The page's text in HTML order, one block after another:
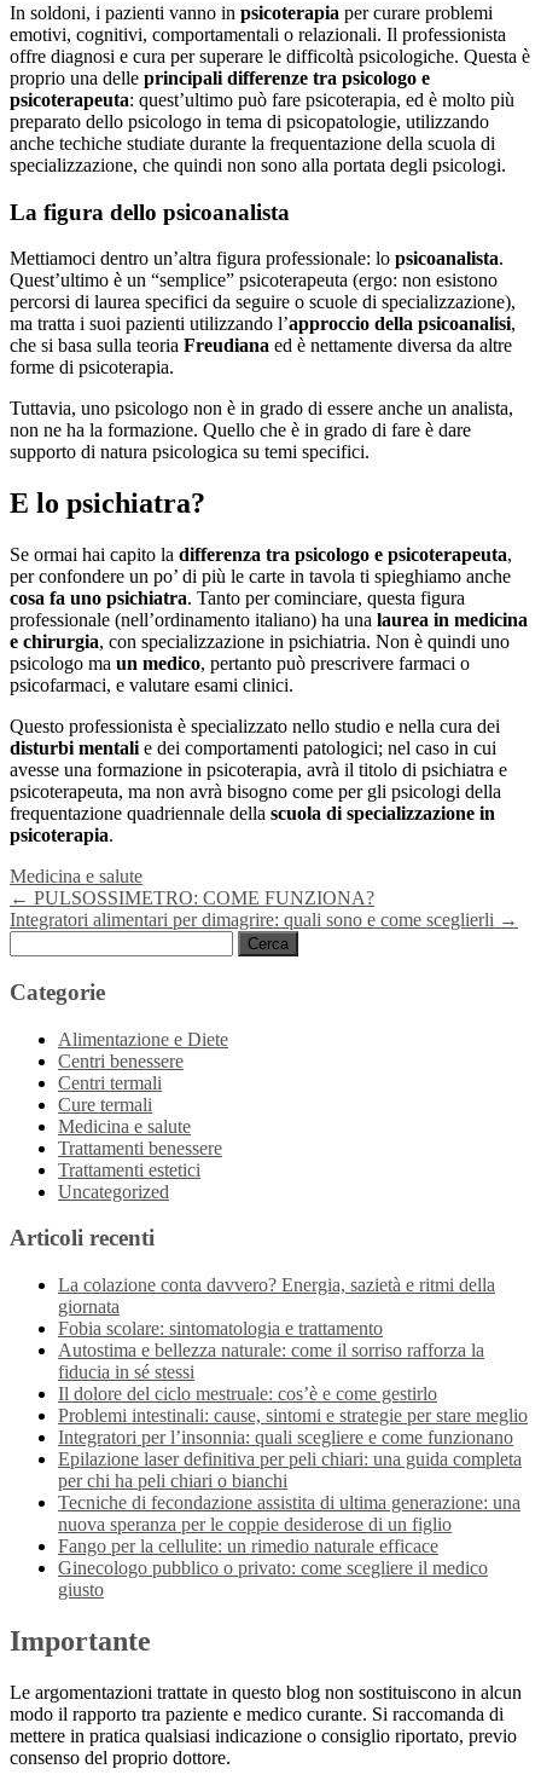
In soldoni, i pazienti vanno in psicoterapia per curare problemi
emotivi, cognitivi, comportamentali o relazionali. Il professionista
offre diagnosi e cura per superare le difficoltà psicologiche. Questa è
proprio una delle principali differenze tra psicologo e
psicoterapeuta: quest’ultimo può fare psicoterapia, ed è molto più
preparato dello psicologo in tema di psicopatologie, utilizzando
anche techiche studiate durante la frequentazione della scuola di
specializzazione, che quindi non sono alla portata degli psicologi.
La figura dello psicoanalista
Mettiamoci dentro un’altra figura professionale: lo psicoanalista.
Quest’ultimo è un “semplice” psicoterapeuta (ergo: non esistono
percorsi di laurea specifici da seguire o scuole di specializzazione),
ma tratta i suoi pazienti utilizzando l’approccio della psicoanalisi,
che si basa sulla teoria Freudiana ed è nettamente diversa da altre
forme di psicoterapia.
Tuttavia, uno psicologo non è in grado di essere anche un analista,
non ne ha la formazione. Quello che è in grado di fare è dare
supporto di natura psicologica su temi specifici.
E lo psichiatra?
Se ormai hai capito la differenza tra psicologo e psicoterapeuta,
per confondere un po’ di più le carte in tavola ti spieghiamo anche
cosa fa uno psichiatra. Tanto per cominciare, questa figura
professionale (nell’ordinamento italiano) ha una laurea in medicina
e chirurgia, con specializzazione in psichiatria. Non è quindi uno
psicologo ma un medico, pertanto può prescrivere farmaci o
psicofarmaci, e valutare esami clinici.
Questo professionista è specializzato nello studio e nella cura dei
disturbi mentali e dei comportamenti patologici; nel caso in cui
avesse una formazione in psicoterapia, avrà il titolo di psichiatra e
psicoterapeuta, ma non avrà bisogno come per gli psicologi della
frequentazione quadriennale della scuola di specializzazione in
psicoterapia.
Medicina e salute
Navigazione
articoli
← PULSOSSIMETRO: COME FUNZIONA?
Integratori alimentari per dimagrire: quali sono e come sceglierli →
per:
Categorie
Alimentazione e Diete
Centri benessere
Centri termali
Cure termali
Medicina e salute
Trattamenti benessere
Trattamenti estetici
Uncategorized
Articoli recenti
La colazione conta davvero? Energia, sazietà e ritmi della
giornata
Fobia scolare: sintomatologia e trattamento
Autostima e bellezza naturale: come il sorriso rafforza la
fiducia in sé stessi
Il dolore del ciclo mestruale: cos’è e come gestirlo
Problemi intestinali: cause, sintomi e strategie per stare meglio
Integratori per l’insonnia: quali scegliere e come funzionano
Epilazione laser definitiva per peli chiari: una guida completa
per chi ha peli chiari o bianchi
Tecniche di fecondazione assistita di ultima generazione: una
nuova speranza per le coppie desiderose di un figlio
Fango per la cellulite: un rimedio naturale efficace
Ginecologo pubblico o privato: come scegliere il medico
giusto
Importante
Le argomentazioni trattate in questo blog non sostituiscono in alcun
modo il rapporto tra paziente e medico curante. Si raccomanda di
mettere in pratica qualsiasi indicazione o consiglio riportato, previo
consenso del proprio dottore.